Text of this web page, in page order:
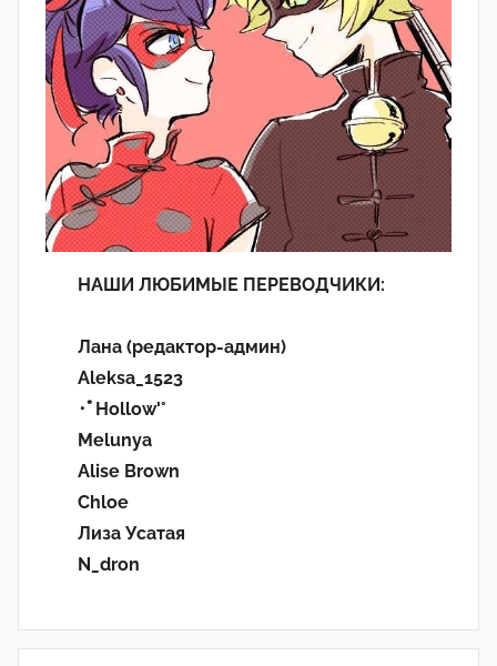
НАШИ ЛЮБИМЫЕ ПЕРЕВОДЧИКИ:
Лана (редактор-админ)
Aleksa_1523
･ﾟHollow'°
Melunya
Alise Brown
Chloe
Лиза Усатая
N_dron